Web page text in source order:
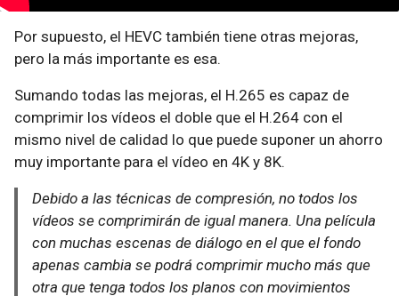
Por supuesto, el HEVC también tiene otras mejoras,
pero la más importante es esa.
Sumando todas las mejoras, el H.265 es capaz de
comprimir los vídeos el doble que el H.264 con el
mismo nivel de calidad lo que puede suponer un ahorro
muy importante para el vídeo en 4K y 8K.
Debido a las técnicas de compresión, no todos los
vídeos se comprimirán de igual manera. Una película
con muchas escenas de diálogo en el que el fondo
apenas cambia se podrá comprimir mucho más que
otra que tenga todos los planos con movimientos